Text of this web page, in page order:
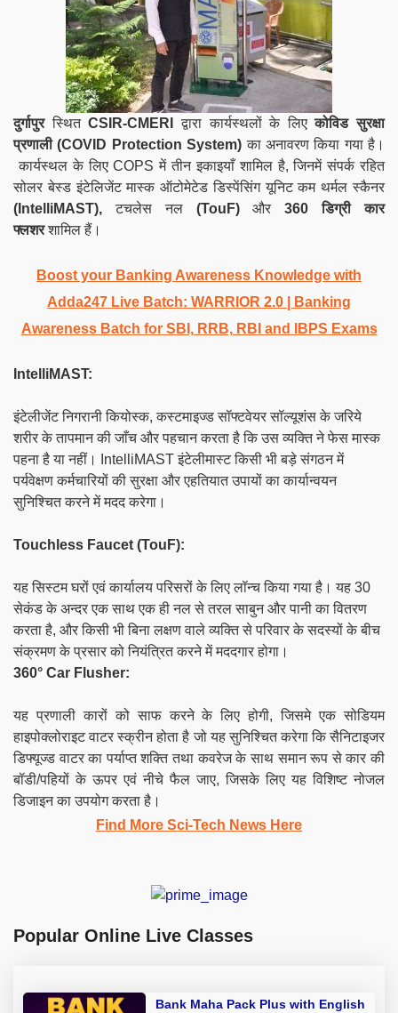
दुर्गापुरस्थितCSIR-CMERI द्वारा कार्यस्थलों के लिएकोविड सुरक्षा
प्रणाली (COVID Protection System) का अनावरण किया गया है।
कार्यस्थल के लिए COPS में तीन इकाइयाँ शामिल है, जिनमें संपर्क रहित
सोलर बेस्ड इंटेलिजेंट मास्क ऑटोमेटेड डिस्पेंसिंग यूनिट कम थर्मल स्कैनर
(IntelliMAST), टचलेस नल (TouF)और 360 डिग्री कार
फ्लशरशामिल हैं।
Boost your Banking Awareness Knowledge with
Adda247 Live Batch: WARRIOR 2.0 | Banking
Awareness Batch for SBI, RRB, RBI and IBPS Exams
IntelliMAST:
इंटेलीजेंट निगरानी कियोस्क, कस्टमाइज्ड सॉफ्टवेयर सॉल्यूशंस के जरिये
शरीर के तापमान की जाँच और पहचान करता है कि उस व्यक्ति ने फेस मास्क
पहना है या नहीं। IntelliMAST इंटेलीमास्ट किसी भी बड़े संगठन में
पर्यवेक्षण कर्मचारियों की सुरक्षा और एहतियात उपायों का कार्यान्वयन
सुनिश्चित करने में मदद करेगा।
Touchless Faucet (TouF):
यह सिस्टम घरों एवं कार्यालय परिसरों के लिए लॉन्‍च किया गया है। यह 30
सेकंड के अन्दर एक साथ एक ही नल से तरल साबुन और पानी का वितरण
करता है, और किसी भी बिना लक्षण वाले व्यक्ति से परिवार के सदस्यों के बीच
संक्रमण के प्रसार को नियंत्रित करने में मददगार होगा।
360° Car Flusher:
यह प्रणाली कारों को साफ करने के लिए होगी, जिसमे एक सोडियम
हाइपोक्लोराइट वाटर स्क्रीन होता है जो यह सुनिश्चित करेगा कि सैनिटाइजर
डिफ्यूज्ड वाटर का पर्याप्त शक्ति तथा कवरेज के साथ समान रूप से कार की
बॉडी/पहियों के ऊपर एवं नीचे फैल जाए, जिसके लिए यह विशिष्ट नोजल
डिजाइन का उपयोग करता है।
Find More Sci-Tech News Here
Popular Online Live Classes
Bank Maha Pack Plus with English